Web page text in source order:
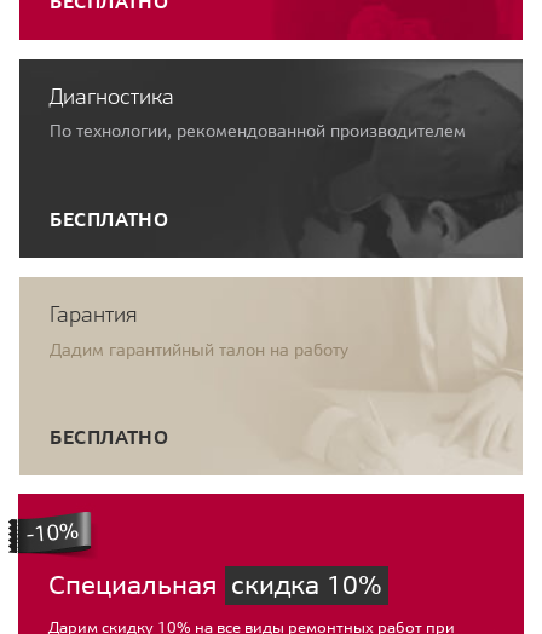
Диагностика
По технологии, рекомендованной производителем
БЕСПЛАТНО
Гарантия
Дадим гарантийный талон на работу
БЕСПЛАТНО
Специальная скидка 10%
Дарим скидку 10% на все виды ремонтных работ при